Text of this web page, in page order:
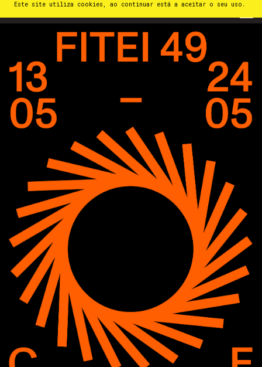
Este site utiliza cookies, ao continuar está a aceitar o seu uso.